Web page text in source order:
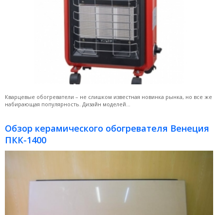
Кварцевые обогреватели – не слишком известная новинка рынка, но все же
набирающая популярность. Дизайн моделей...
Обзор керамического обогревателя Венеция
ПКК-1400